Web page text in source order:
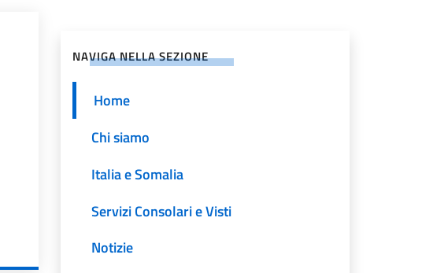
NAVIGA NELLA SEZIONE
Home
Chi siamo
Italia e Somalia
Servizi Consolari e Visti
Notizie